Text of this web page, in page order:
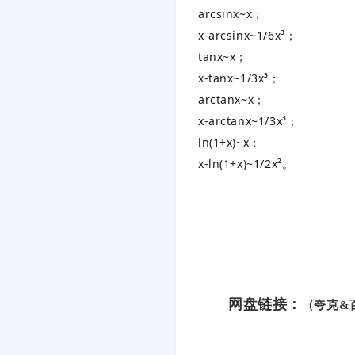
arcsinx~x；
x-arcsinx~1/6x³ ‌；
tanx~x；
x-tanx~1/3x³ ‌；
arctanx~x；
x-arctanx~1/3x³ ‌；
ln(1+x)~x；
x-ln(1+x)~1/2x²‌。
网盘链接： （夸克&